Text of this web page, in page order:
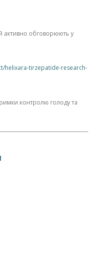
активно обговорюють у
helixara-tirzepatide-research-
контролю голоду та